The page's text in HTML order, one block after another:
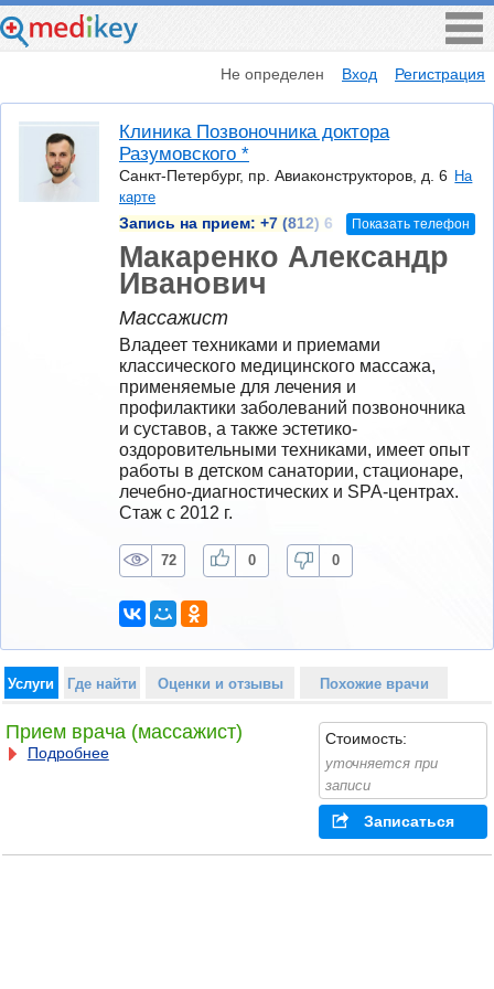
Не определен Вход Регистрация
Клиника Позвоночника доктора
Разумовского *
Санкт-Петербург, пр. Авиаконструкторов, д. 6 На
карте
Запись на прием: +7 (812) 6 Показать телефон
Макаренко Александр
Иванович
Массажист
Владеет техниками и приемами
классического медицинского массажа,
применяемые для лечения и
профилактики заболеваний позвоночника
и суставов, а также эстетико-
оздоровительными техниками, имеет опыт
работы в детском санатории, стационаре,
лечебно-диагностических и SPA-центрах.
Стаж с 2012 г.
72 0 0
Услуги Где найти Оценки и отзывы Похожие врачи
Прием врача (массажист)
Подробнее
Стоимость:
уточняется при
записи
Записаться